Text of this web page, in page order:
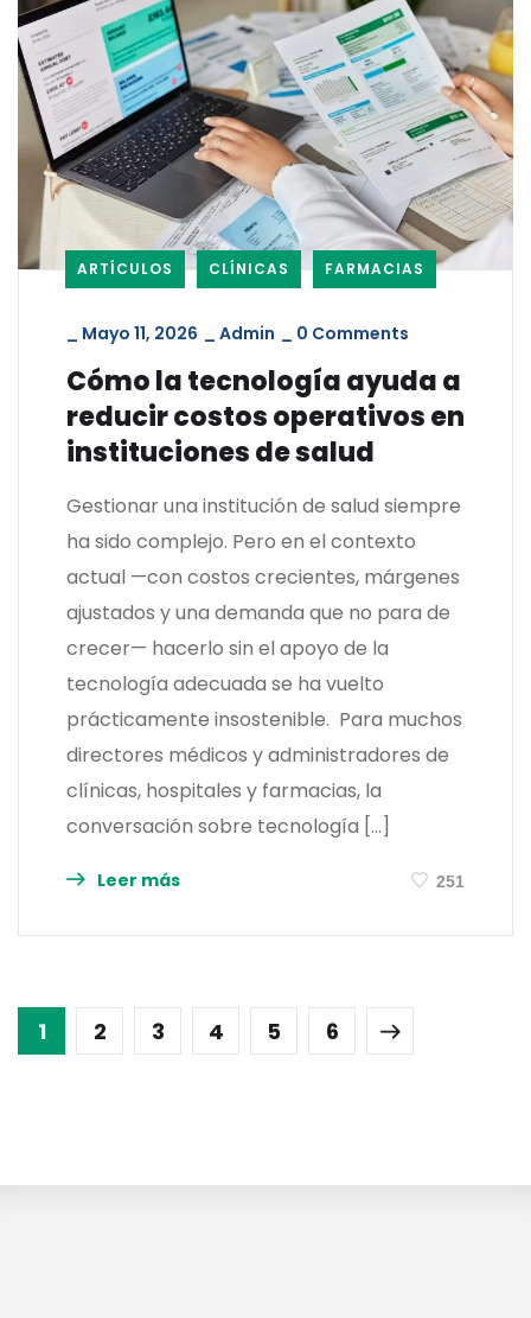
ARTÍCULOS CLÍNICAS FARMACIAS
Mayo 11, 2026 Admin 0 Comments
Cómo la tecnología ayuda a
reducir costos operativos en
instituciones de salud
Gestionar una institución de salud siempre
ha sido complejo. Pero en el contexto
actual —con costos crecientes, márgenes
ajustados y una demanda que no para de
crecer— hacerlo sin el apoyo de la
tecnología adecuada se ha vuelto
prácticamente insostenible. Para muchos
directores médicos y administradores de
clínicas, hospitales y farmacias, la
conversación sobre tecnología […]
Leer más 251
1 2 3 4 5 6